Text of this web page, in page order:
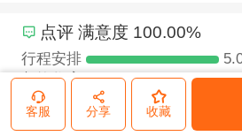
点评 满意度 100.00%
行程安排
餐饮住宿
旅行交通
客服 分享 收藏